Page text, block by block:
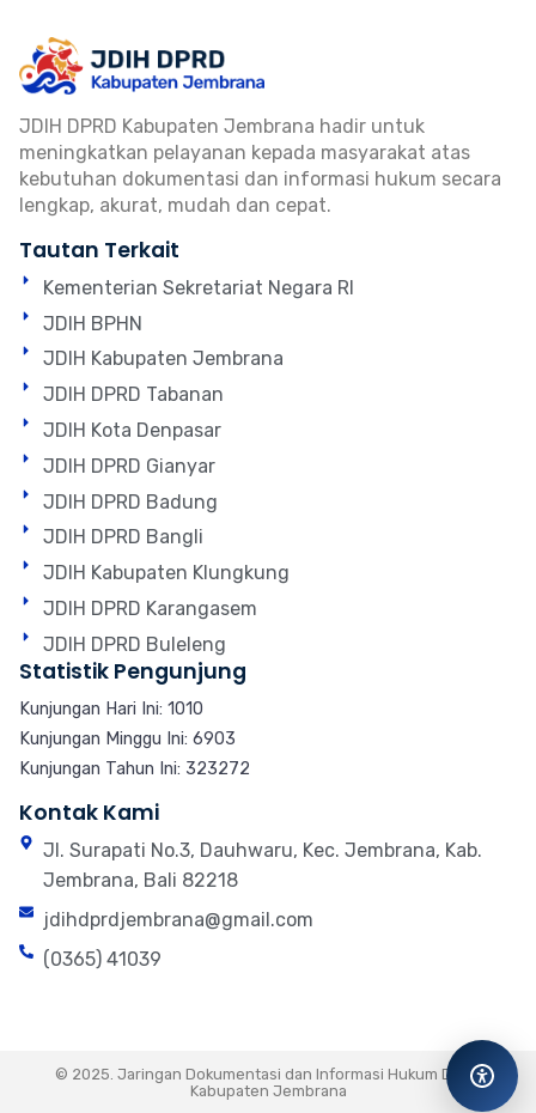
JDIH DPRD Kabupaten Jembrana hadir untuk
meningkatkan pelayanan kepada masyarakat atas
kebutuhan dokumentasi dan informasi hukum secara
lengkap, akurat, mudah dan cepat.
Tautan Terkait
Kementerian Sekretariat Negara RI
JDIH BPHN
JDIH Kabupaten Jembrana
JDIH DPRD Tabanan
JDIH Kota Denpasar
JDIH DPRD Gianyar
JDIH DPRD Badung
JDIH DPRD Bangli
JDIH Kabupaten Klungkung
JDIH DPRD Karangasem
JDIH DPRD Buleleng
Statistik Pengunjung
Kunjungan Hari Ini: 1010
Kunjungan Minggu Ini: 6903
Kunjungan Tahun Ini: 323272
Kontak Kami
Jl. Surapati No.3, Dauhwaru, Kec. Jembrana, Kab.
Jembrana, Bali 82218
jdihdprdjembrana@gmail.com
(0365) 41039
© 2025. Jaringan Dokumentasi dan Informasi Hukum DPRD
Kabupaten Jembrana